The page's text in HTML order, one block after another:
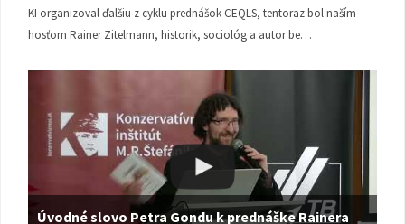
KI organizoval ďalšiu z cyklu prednášok CEQLS, tentoraz bol naším
hosťom Rainer Zitelmann, historik, sociológ a autor be…
Úvodné slovo Petra Gondu k prednáške Rainera